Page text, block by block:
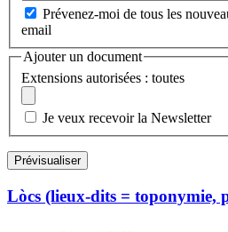
Prévenez-moi de tous les
email
Ajouter un document
Extensions autorisées : toutes
Je veux recevoir la Newsletter
Lòcs (lieux-dits = toponymie,